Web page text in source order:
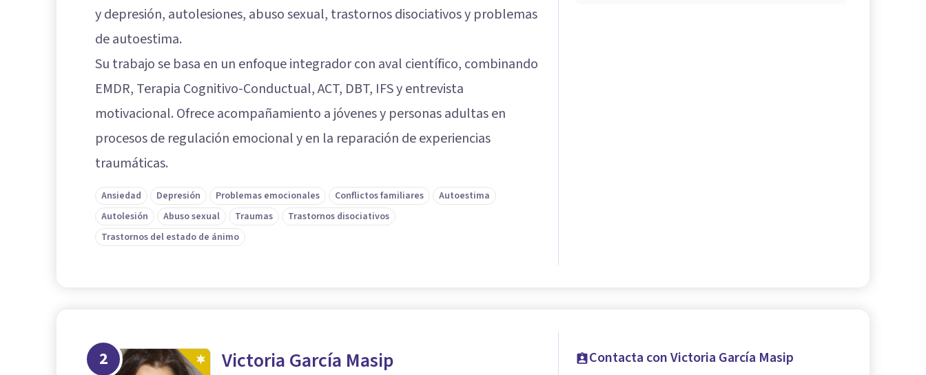
y depresión, autolesiones, abuso sexual, trastornos disociativos y problemas
de autoestima.
Su trabajo se basa en un enfoque integrador con aval científico, combinando
EMDR, Terapia Cognitivo-Conductual, ACT, DBT, IFS y entrevista
motivacional. Ofrece acompañamiento a jóvenes y personas adultas en
procesos de regulación emocional y en la reparación de experiencias
traumáticas.
Ansiedad Depresión Problemas emocionales Conflictos familiares
Autoestima
Autolesión
Abuso sexual Traumas
Trastornos disociativos
Trastornos del estado de ánimo
2 Victoria García Masip Contacta con Victoria García Masip